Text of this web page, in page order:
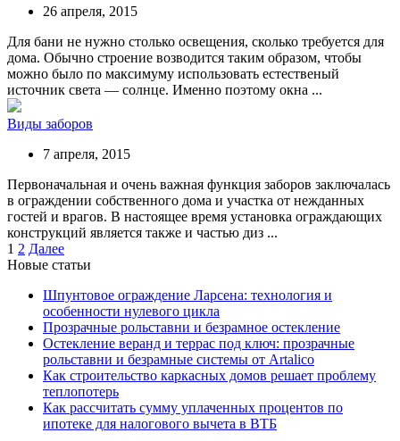
26 апреля, 2015
Для бани не нужно столько освещения, сколько требуется для
дома. Обычно строение возводится таким образом, чтобы
можно было по максимуму использовать естественый
источник света — солнце. Именно поэтому окна ...
Виды заборов
7 апреля, 2015
Первоначальная и очень важная функция заборов заключалась
в ограждении собственного дома и участка от нежданных
гостей и врагов. В настоящее время установка ограждающих
конструкций является также и частью диз ...
Пагинация
записей
1 2 Далее
Новые статьи
Шпунтовое ограждение Ларсена: технология и
особенности нулевого цикла
Прозрачные рольставни и безрамное остекление
Остекление веранд и террас под ключ: прозрачные
рольставни и безрамные системы от Artalico
Как строительство каркасных домов решает проблему
теплопотерь
Как рассчитать сумму уплаченных процентов по
ипотеке для налогового вычета в ВТБ